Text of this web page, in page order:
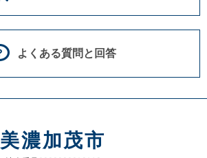
よくある質問と回答
美濃加茂市